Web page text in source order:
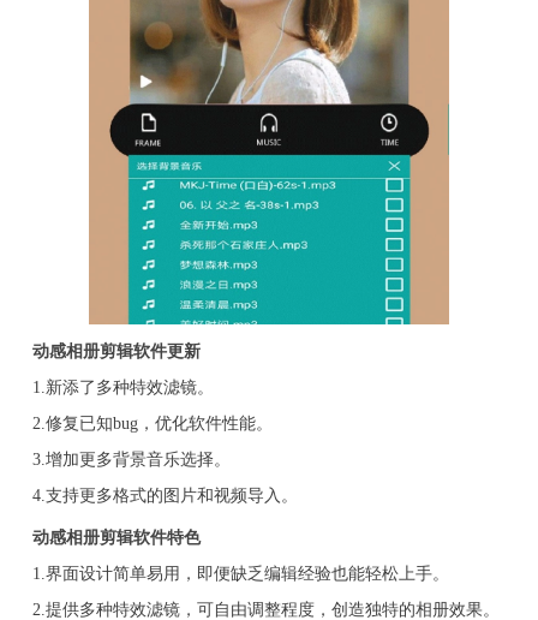
动感相册剪辑软件更新
1.新添了多种特效滤镜。
2.修复已知bug，优化软件性能。
3.增加更多背景音乐选择。
4.支持更多格式的图片和视频导入。
动感相册剪辑软件特色
1.界面设计简单易用，即便缺乏编辑经验也能轻松上手。
2.提供多种特效滤镜，可自由调整程度，创造独特的相册效果。